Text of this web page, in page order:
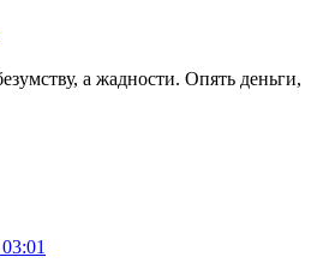
а жадности. Опять деньги,